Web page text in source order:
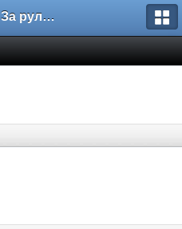
Форум "За рулем"